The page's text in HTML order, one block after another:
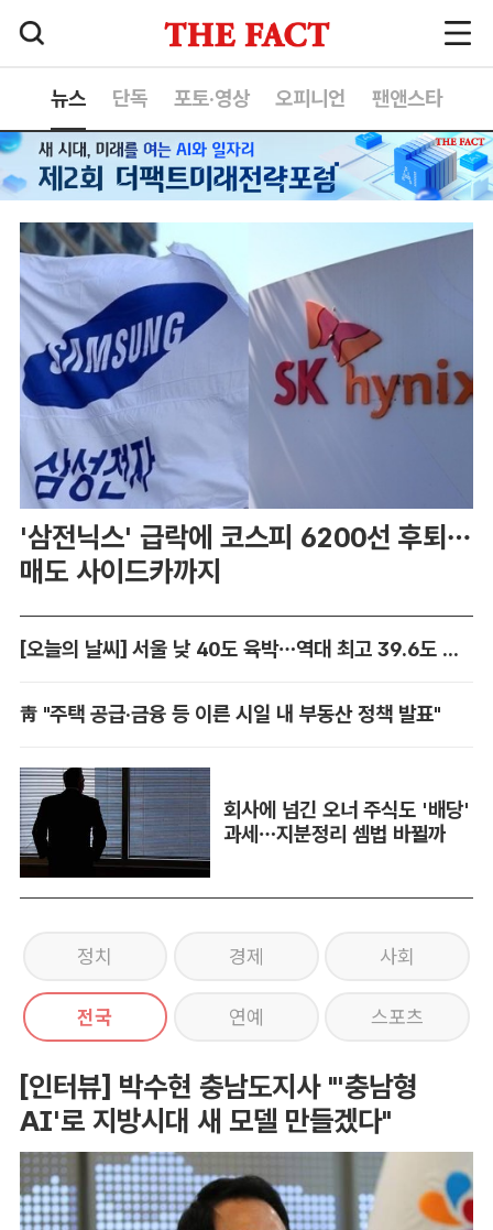
뉴스 단독 포토·영상 오피니언 팬앤스타
'삼전닉스' 급락에 코스피 6200선 후퇴…
매도 사이드카까지
[오늘의 날씨] 서울 낮 40도 육박…역대 최고 39.6도 위협
靑 "주택 공급·금융 등 이른 시일 내 부동산 정책 발표"
회사에 넘긴 오너 주식도 '배당'
과세…지분정리 셈법 바뀔까
정치 경제 사회
전국 연예 스포츠
[인터뷰] 박수현 충남도지사 "'충남형
AI'로 지방시대 새 모델 만들겠다"